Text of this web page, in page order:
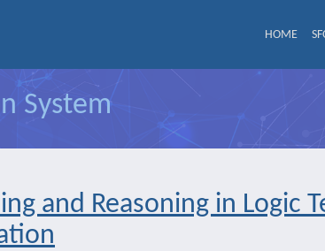
HOME
System
and Reasoning in Logic